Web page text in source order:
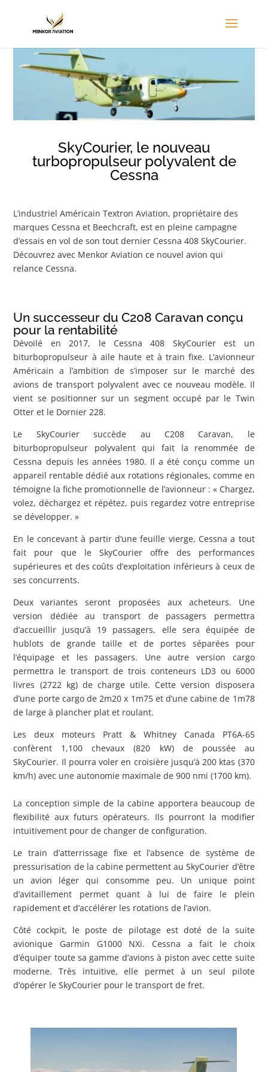
SkyCourier, le nouveau
turbopropulseur polyvalent de
Cessna
L’industriel Américain Textron Aviation, propriétaire des
marques Cessna et Beechcraft, est en pleine campagne
d’essais en vol de son tout dernier Cessna 408 SkyCourier.
Découvrez avec Menkor Aviation ce nouvel avion qui
relance Cessna.
Un successeur du C208 Caravan conçu
pour la rentabilité
Dévoilé en 2017, le Cessna 408 SkyCourier est un
biturbopropulseur à aile haute et à train fixe. L’avionneur
Américain a l’ambition de s’imposer sur le marché des
avions de transport polyvalent avec ce nouveau modèle. Il
vient se positionner sur un segment occupé par le Twin
Otter et le Dornier 228.
Le SkyCourier succède au C208 Caravan, le
biturbopropulseur polyvalent qui fait la renommée de
Cessna depuis les années 1980. Il a été conçu comme un
appareil rentable dédié aux rotations régionales, comme en
témoigne la fiche promotionnelle de l’avionneur : « Chargez,
volez, déchargez et répétez, puis regardez votre entreprise
se développer. »
En le concevant à partir d’une feuille vierge, Cessna a tout
fait pour que le SkyCourier offre des performances
supérieures et des coûts d’exploitation inférieurs à ceux de
ses concurrents.
Deux variantes seront proposées aux acheteurs. Une
version dédiée au transport de passagers permettra
d’accueillir jusqu’à 19 passagers, elle sera équipée de
hublots de grande taille et de portes séparées pour
l’équipage et les passagers. Une autre version cargo
permettra le transport de trois conteneurs LD3 ou 6000
livres (2722 kg) de charge utile. Cette version disposera
d’une porte cargo de 2m20 x 1m75 et d’une cabine de 1m78
de large à plancher plat et roulant.
Les deux moteurs Pratt & Whitney Canada PT6A-65
confèrent 1,100 chevaux (820 kW) de poussée au
SkyCourier. Il pourra voler en croisière jusqu’à 200 ktas (370
km/h) avec une autonomie maximale de 900 nmi (1700 km).
La conception simple de la cabine apportera beaucoup de
flexibilité aux futurs opérateurs. Ils pourront la modifier
intuitivement pour de changer de configuration.
Le train d’atterrissage fixe et l’absence de système de
pressurisation de la cabine permettent au SkyCourier d’être
un avion léger qui consomme peu. Un unique point
d’avitaillement permet quant à lui de faire le plein
rapidement et d’accélérer les rotations de l’avion.
Côté cockpit, le poste de pilotage est doté de la suite
avionique Garmin G1000 NXi. Cessna a fait le choix
d’équiper toute sa gamme d’avions à piston avec cette suite
moderne. Très intuitive, elle permet à un seul pilote
d’opérer le SkyCourier pour le transport de fret.